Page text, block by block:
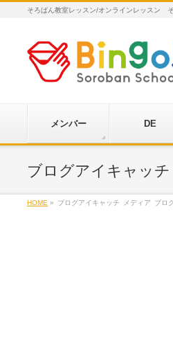
そろばん教室レッスン/オンラインレッスン
メンバー DE
ブログアイキャッチ
HOME » ブログアイキャッチ メディア ブロ